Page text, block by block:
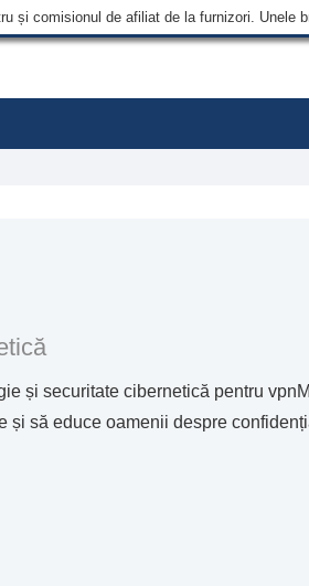
comisionul de afiliat de la furnizori. Unele
și securitate cibernetică pentru
și să educe oamenii despre